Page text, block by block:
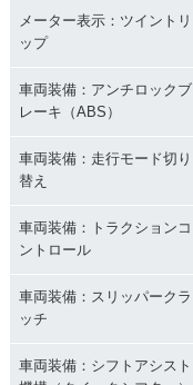
メーター表示：ツイントリ
ップ
車両装備：アンチロックブ
レーキ（ABS）
車両装備：走行モード切り
替え
車両装備：トラクションコ
ントロール
車両装備：スリッパークラ
ッチ
車両装備：シフトアシスト